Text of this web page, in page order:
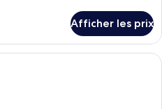
Afficher les prix
Une chambre d’hôtel avec un